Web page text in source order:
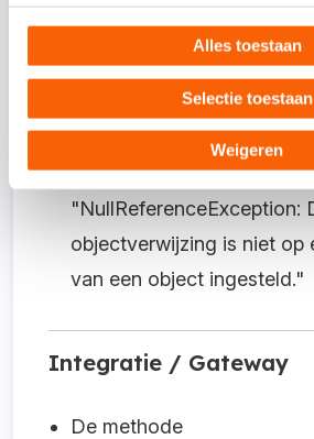
Alles toestaan
Selectie toestaan
Weigeren
Een inkoopfactuur
gaf zonder dat het
werd geopend een
"NullReferenceException:
objectverwijzing is niet op
van een object ingesteld."
Integratie / Gateway
De methode